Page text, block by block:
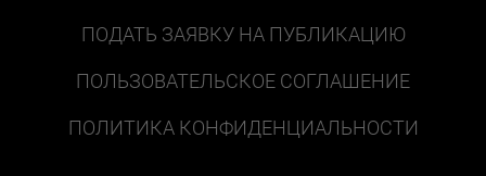
ПОДАТЬ ЗАЯВКУ НА ПУБЛИКАЦИЮ
ПОЛЬЗОВАТЕЛЬСКОЕ СОГЛАШЕНИЕ
ПОЛИТИКА КОНФИДЕНЦИАЛЬНОСТИ